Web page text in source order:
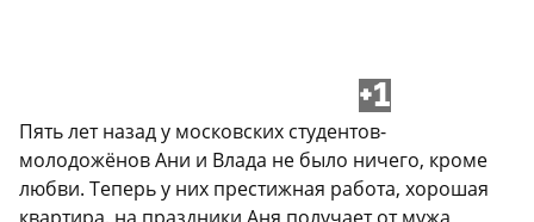
+1
Пять лет назад у московских студентов-
молодожёнов Ани и Влада не было ничего, кроме
любви. Теперь у них престижная работа, хорошая